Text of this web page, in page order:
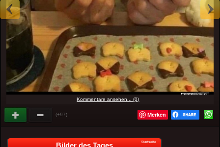
Kommentare ansehen... (0)
(+97) Merken
Bilder des Tages Startseite